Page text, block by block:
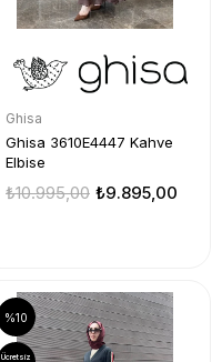
Ghisa
Ghisa 3610E4447 Kahve
Elbise
₺9.895,00
₺10.995,00
%10
Ücretsiz